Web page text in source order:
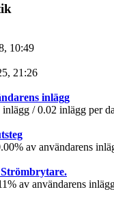
10:49
21:26
inlägg
/ 0.02 inlägg per
av användarens
av användarens